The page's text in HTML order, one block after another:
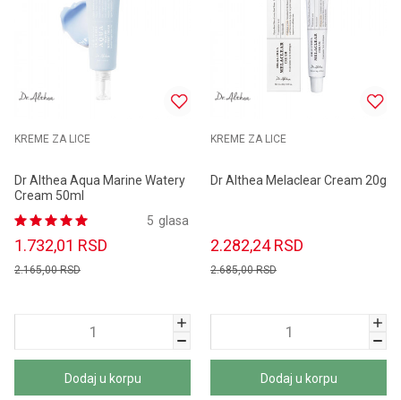
KREME ZA LICE
Dr Althea Aqua Marine Watery
Cream 50ml
glasa
5
1.732,01 RSD
2.165,00RSD
Dodaj u korpu
KREME ZA LICE
Dr Althea Melaclear Cream 20g
2.282,24 RSD
2.685,00RSD
Dodaj u korpu